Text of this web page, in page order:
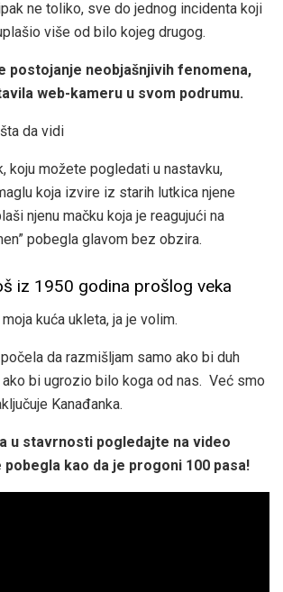
ne toliko, sve do jednog incidenta koji
više od bilo kojeg drugog.
postojanje neobjašnjivih fenomena,
web-kameru u svom podrumu.
da vidi
koju možete pogledati u nastavku,
koja izvire iz starih lutkica njene
njenu mačku koja je reagujući na
pobegla glavom bez obzira.
iz 1950 godina prošlog veka
kuća ukleta, ja je volim.
da razmišljam samo ako bi duh
bi ugrozio bilo koga od nas. Već smo
Kanađanka.
u stavrnosti pogledajte na video
pobegla kao da je progoni 100 pasa!